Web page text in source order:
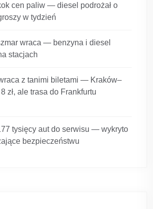
cen paliw — diesel podrożał o
w tydzień
wraca — benzyna i diesel
stacjach
z tanimi biletami — Kraków–
zł, ale trasa do Frankfurtu
tysięcy aut do serwisu — wykryto
bezpieczeństwu